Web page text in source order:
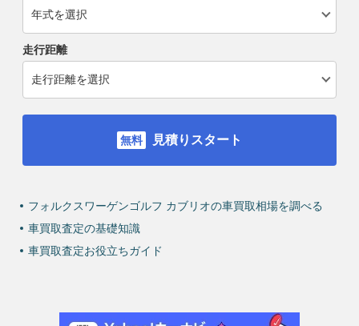
走行距離
見積りスタート
フォルクスワーゲンゴルフ カブリオの車買取相場を調べる
車買取査定の基礎知識
車買取査定お役立ちガイド